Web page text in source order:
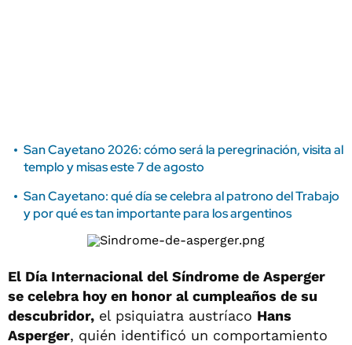
San Cayetano 2026: cómo será la peregrinación, visita al
templo y misas este 7 de agosto
San Cayetano: qué día se celebra al patrono del Trabajo
y por qué es tan importante para los argentinos
El Día Internacional del Síndrome de Asperger
se celebra hoy en honor al cumpleaños de su
descubridor, el psiquiatra austríaco Hans
Asperger, quién identificó un comportamiento